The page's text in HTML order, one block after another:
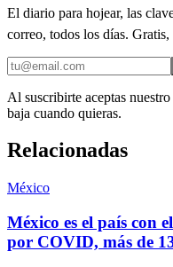
El diario para hojear, las
correo, todos los días.
Al suscribirte aceptas nuestro
baja cuando quieras.
Relacionadas
México
México es el país con
por COVID, más de